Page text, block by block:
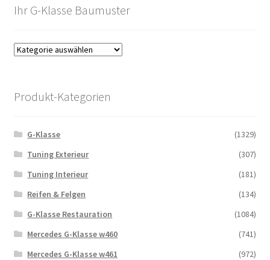
Ihr G-Klasse Baumuster
Produkt-Kategorien
G-Klasse
(1329)
Tuning Exterieur
(307)
Tuning Interieur
(181)
Reifen & Felgen
(134)
G-Klasse Restauration
(1084)
Mercedes G-Klasse w460
(741)
Mercedes G-Klasse w461
(972)